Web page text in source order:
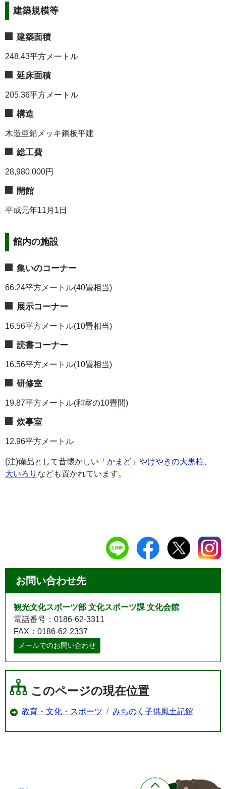
建築規模等
建築面積
248.43平方メートル
延床面積
205.36平方メートル
構造
木造亜鉛メッキ鋼板平建
総工費
28,980,000円
開館
平成元年11月1日
館内の施設
集いのコーナー
66.24平方メートル(40畳相当)
展示コーナー
16.56平方メートル(10畳相当)
読書コーナー
16.56平方メートル(10畳相当)
研修室
19.87平方メートル(和室の10畳間)
炊事室
12.96平方メートル
(注)備品として昔懐かしい「 かまど 」やけやきの大黒柱
大いろり なども置かれています。
お問い合わせ先
観光文化スポーツ部 文化スポーツ課 文化会館
電話番号：0186-62-3311
FAX：0186-62-2337
メールでのお問い合わせ
このページの現在位置
教育・文化・スポーツ みちのく子供風土記館